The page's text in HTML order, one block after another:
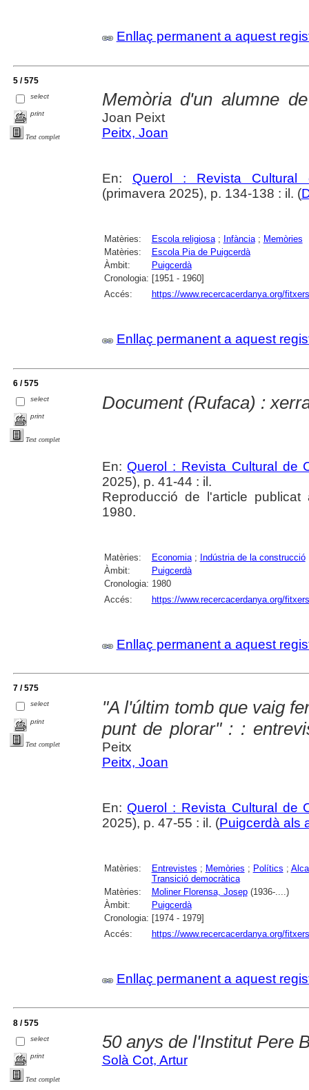
Enllaç permanent a aquest
5 / 575
select
print
Text complet
Memòria d'un alumne
Joan Peixt
Peitx, Joan
En: Querol : Revista Cultural
(primavera 2025), p. 134-138 : il. (
Matèries: Escola religiosa; Infància; Memòries
Matèries:
Escola Pia de Puigcerdà
Àmbit:
Puigcerdà
Cronologia: [1951 - 1960]
Accés:
https://www.recercacerdanya.org/
Enllaç permanent a aquest
6 / 575
select
print
Text complet
Document (Rufaca) :
En: Querol : Revista Cultural de
2025), p. 41-44 : il.
Reproducció de l'article
1980.
Matèries: Economia; Indústria de la construcció
Àmbit:
Puigcerdà
Cronologia: 1980
Accés:
https://www.recercacerdanya.org/
Enllaç permanent a aquest
7 / 575
select
print
Text complet
"A l'últim tomb que vaig
punt de plorar" : :
Peitx
Peitx, Joan
En: Querol : Revista Cultural de
2025), p. 47-55 : il. (Puigcerdà als
Matèries: Entrevistes ; Memòries ; Polítics ;
Transició democràtica
Matèries:
Moliner Florensa, Josep(1936-....)
Àmbit:
Puigcerdà
Cronologia: [1974 - 1979]
Accés:
https://www.recercacerdanya.org/
Enllaç permanent a aquest
8 / 575
select
print
Text complet
50 anys de l'Institut Pere
Solà Cot, Artur